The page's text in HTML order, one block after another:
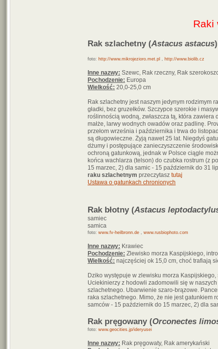
Raki
Rak szlachetny (Astacus astacus)
foto: http://www.mikrojezioro.met.pl , http://www.biolib.cz
Inne nazwy: Szewc, Rak rzeczny, Rak
Pochodzenie: Europa
Wielkość: 20,0-25,0 cm
Rak szlachetny jest naszym jedynym rodzimym
gładki, bez gruzełków. Szczypce szerokie i
roślinnością wodną, zwłaszcza tą, która
małże, larwy wodnych owadów oraz padlinę.
przełom września i października i trwa do
są długowieczne. Żyją nawet 25 lat. Niegdyś
dżumy i postępujące zanieczyszczenie
ochroną gatunkową, jednak w Polsce ciągle
końca wachlarza (telson) do czubka rostrum (z
15 marzec, 2) dla samic - 15 październik do 31
raku szlachetnym przeczytasz tutaj
Ustawa o gatunkach chronionych
Rak błotny (Astacus
samiec
samica
foto: www.fv-heilbronn.de , www.rusbiophoto.com
Inne nazwy: Krawiec
Pochodzenie: Zlewisko morza Kaspijskiego,
Wielkość: najczęściej ok 15,0 cm, choć trafiają
Dziko występuje w zlewisku morza
Uciekinierzy z hodowli zadomowili się w
szlachetnego. Ubarwienie szaro-brązowe.
raka szlachetnego. Mimo, że nie jest gatunkiem
samców - 15 październik do 15 marzec, 2) dla
Rak pręgowany (Orconectes
foto: www.geocities.jp/ideryusei
Inne nazwy: Rak pręgowaty, Rak amerykański